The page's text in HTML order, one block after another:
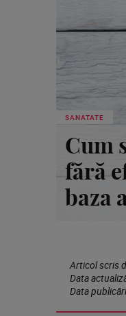
SANATATE
Cum
fără
baza
Articol scris
Data
Data